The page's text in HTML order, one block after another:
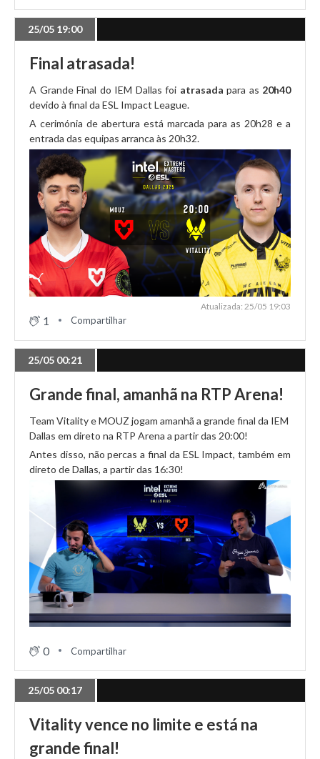
FURIA cai para a chave inferior
19/05 23:13
19/05 21:33
Dust2 suado confirma vitória de Vitality
19/05 18:43
s1mple perde no regresso
19/05 16:39
IEM Dallas arranca
25/05 19:00
Final atrasada!
A Grande Final do IEM Dallas foi atrasada para as 20h40
devido à final da ESL Impact League.
A cerimónia de abertura está marcada para as 20h28 e a
entrada das equipas arranca às 20h32.
Atualizada: 25/05 19:03
1 Compartilhar
25/05 00:21
Grande final, amanhã na RTP Arena!
Team Vitality e MOUZ jogam amanhã a grande final da IEM
Dallas em direto na RTP Arena a partir das 20:00!
Antes disso, não percas a final da ESL Impact, também em
direto de Dallas, a partir das 16:30!
0 Compartilhar
25/05 00:17
Vitality vence no limite e está na
grande final!